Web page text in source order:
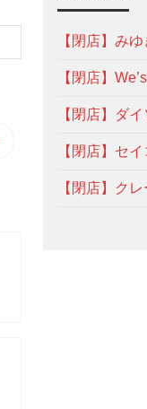
【閉店】み
【閉店】
【閉店】ダ
【閉店】セ
【閉店】ク